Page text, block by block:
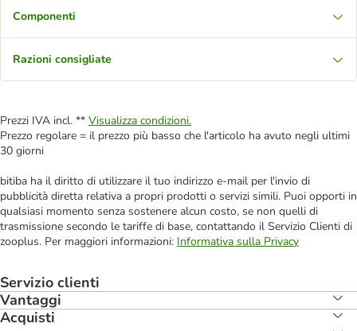
Componenti
Razioni consigliate
Prezzi IVA incl. ** Visualizza condizioni.
Prezzo regolare = il prezzo più basso che l'articolo ha avuto negli ultimi
30 giorni
bitiba ha il diritto di utilizzare il tuo indirizzo e-mail per l'invio di
pubblicità diretta relativa a propri prodotti o servizi simili. Puoi opporti in
qualsiasi momento senza sostenere alcun costo, se non quelli di
trasmissione secondo le tariffe di base, contattando il Servizio Clienti di
zooplus. Per maggiori informazioni: Informativa sulla Privacy
Servizio clienti
Vantaggi
Acquisti